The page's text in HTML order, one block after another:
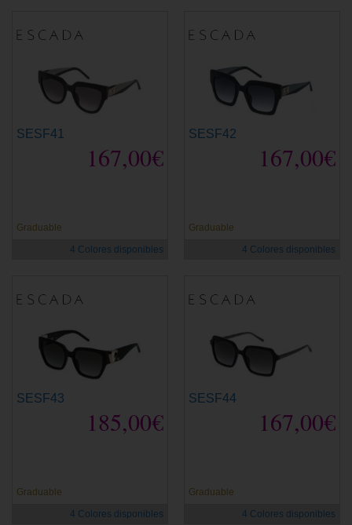
SESF41
167,00€
Graduable
4 Colores disponibles
SESF42
167,00€
Graduable
4 Colores disponibles
SESF43
185,00€
Graduable
4 Colores disponibles
SESF44
167,00€
Graduable
4 Colores disponibles